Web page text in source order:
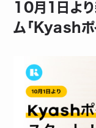
10月1日より
ム「Kyashポ